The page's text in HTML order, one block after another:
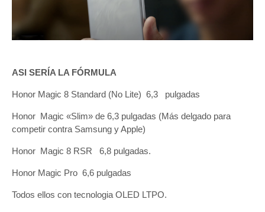
ASI SERÍA LA FÓRMULA
Honor Magic 8 Standard (No Lite) 6,3 pulgadas
Honor Magic «Slim» de 6,3 pulgadas (Más delgado para
competir contra Samsung y Apple)
Honor Magic 8 RSR 6,8 pulgadas.
Honor Magic Pro 6,6 pulgadas
Todos ellos con tecnologia OLED LTPO.